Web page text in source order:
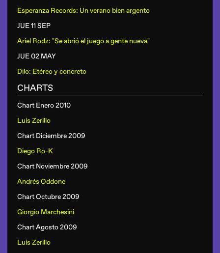
Esperanza Records: Un verano bien argento
JUE 11 SEP
Ariel Rodz: "Se abrió el juego a gente nueva"
JUE 02 MAY
Dilo: Etéreo y concreto
CHARTS
Chart Enero 2010
Luis Zerillo
Chart Diciembre 2009
Diego Ro-K
Chart Noviembre 2009
Andrés Oddone
Chart Octubre 2009
Giorgio Marchesini
Chart Agosto 2009
Luis Zerillo